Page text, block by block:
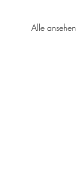
Alle ansehen